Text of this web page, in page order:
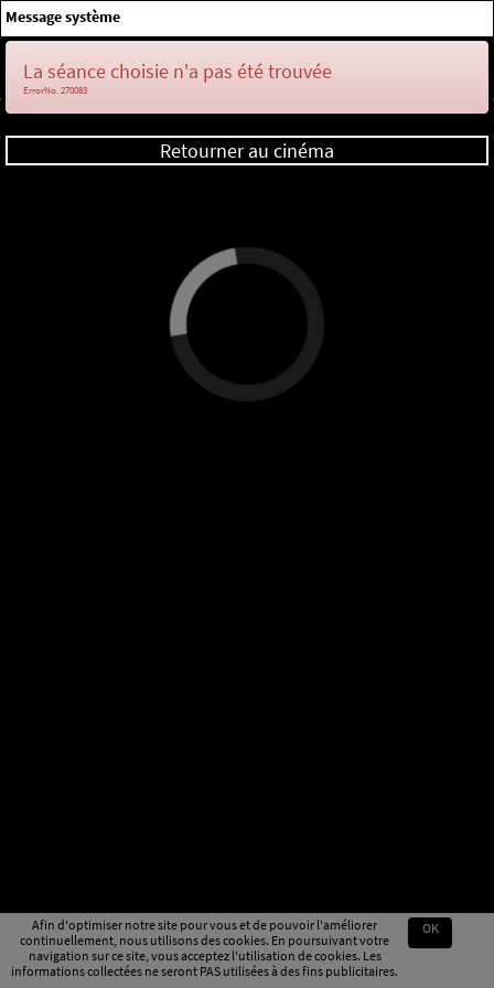
Afin d'optimiser notre site pour vous et de pouvoir l'améliorer
continuellement, nous utilisons des cookies. En poursuivant votre
navigation sur ce site, vous acceptez l'utilisation de cookies. Les
informations collectées ne seront PAS utilisées à des fins publicitaires.
OK
Message système
La séance choisie n'a pas été trouvée
ErrorNo. 270083
Retourner au cinéma